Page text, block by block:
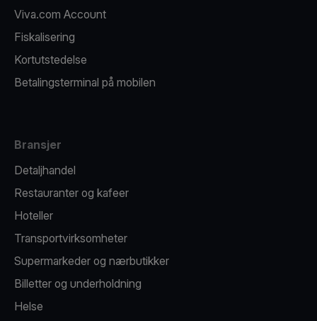
Viva.com Account
Fiskalisering
Kortutstedelse
Betalingsterminal på mobilen
Bransjer
Detaljhandel
Restauranter og kafeer
Hoteller
Transportvirksomheter
Supermarkeder og nærbutikker
Billetter og underholdning
Helse